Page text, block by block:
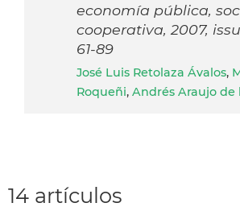
economía pública,
cooperativa, 2007,
61-89
José Luis Retolaza Ávalos,
Roqueñi, Andrés Araujo de
14 artículos